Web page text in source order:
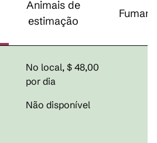
Animais de
estimação
No local, $ 48,00
por dia
Não disponível